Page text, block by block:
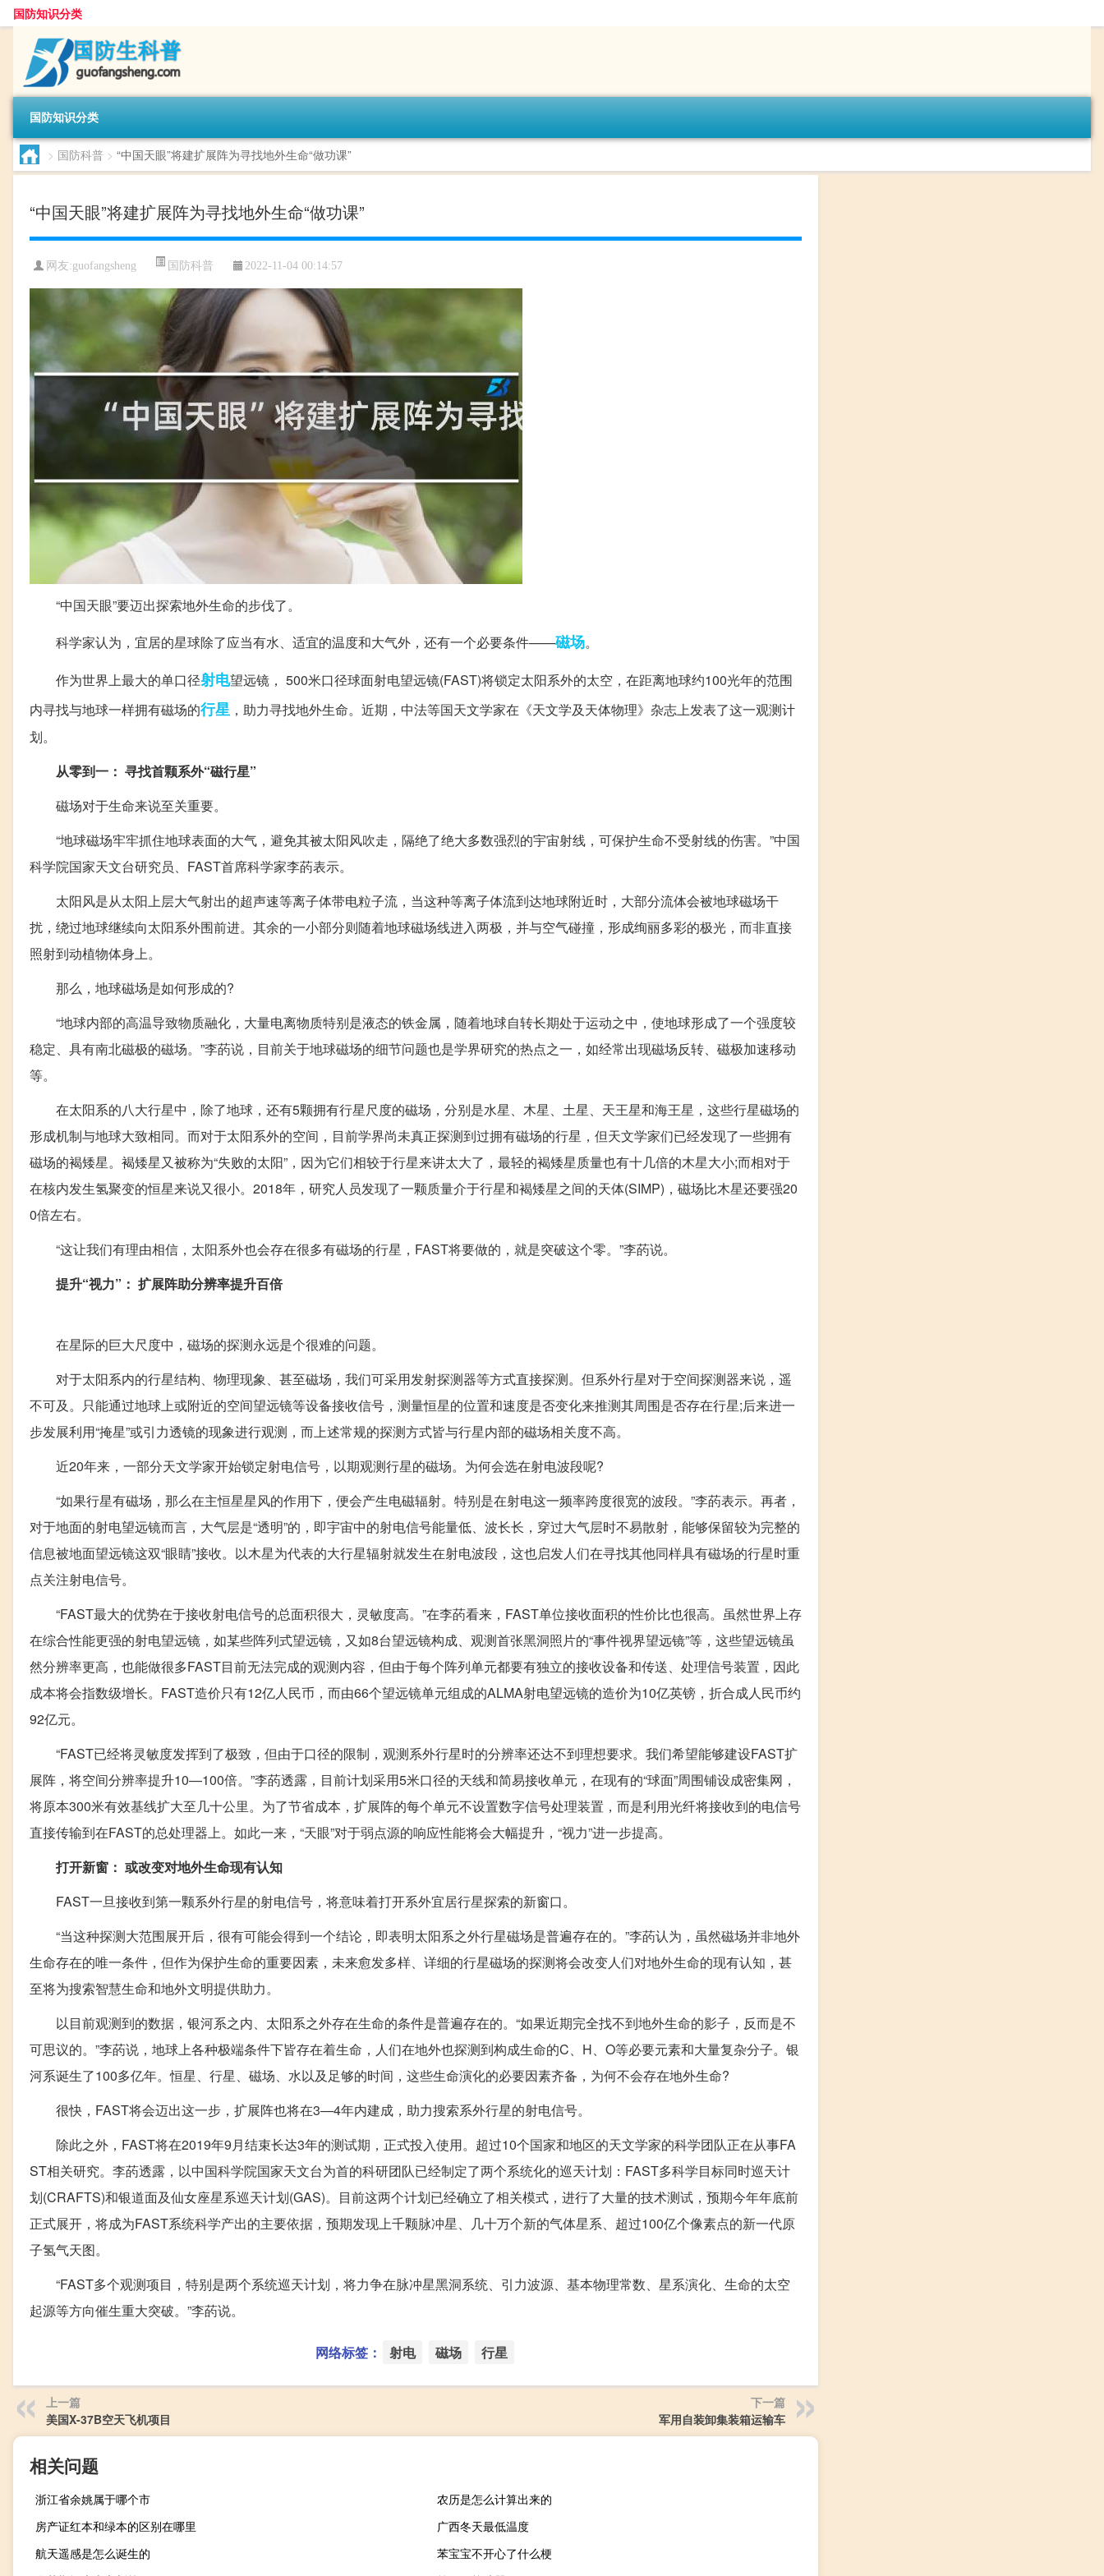
国防知识分类
国防知识分类
> 国防科普 > “中国天眼”将建扩展阵为寻找地外生命“做功课”
“中国天眼”将建扩展阵为寻找地外生命“做功课”
网友:guofangsheng 国防科普 2022-11-04 00:14:57
“中国天眼”要迈出探索地外生命的步伐了。
科学家认为，宜居的星球除了应当有水、适宜的温度和大气外，还有一个必要条件——磁场。
作为世界上最大的单口径射电望远镜， 500米口径球面射电望远镜(FAST)将锁定太阳系外的太空，在距离地球约100光年的范围
内寻找与地球一样拥有磁场的行星 ，助力寻找地外生命。近期，中法等国天文学家在《天文学及天体物理》杂志上发表了这一观测计
划。
从零到一： 寻找首颗系外“磁行星”
磁场对于生命来说至关重要。
“地球磁场牢牢抓住地球表面的大气，避免其被太阳风吹走，隔绝了绝大多数强烈的宇宙射线，可保护生命不受射线的伤害。”中国
科学院国家天文台研究员、FAST首席科学家李菂表示。
太阳风是从太阳上层大气射出的超声速等离子体带电粒子流，当这种等离子体流到达地球附近时，大部分流体会被地球磁场干
扰，绕过地球继续向太阳系外围前进。其余的一小部分则随着地球磁场线进入两极，并与空气碰撞，形成绚丽多彩的极光，而非直接
照射到动植物体身上。
那么，地球磁场是如何形成的?
“地球内部的高温导致物质融化，大量电离物质特别是液态的铁金属，随着地球自转长期处于运动之中，使地球形成了一个强度较
稳定、具有南北磁极的磁场。”李菂说，目前关于地球磁场的细节问题也是学界研究的热点之一，如经常出现磁场反转、磁极加速移动
等。
在太阳系的八大行星中，除了地球，还有5颗拥有行星尺度的磁场，分别是水星、木星、土星、天王星和海王星，这些行星磁场的
形成机制与地球大致相同。而对于太阳系外的空间，目前学界尚未真正探测到过拥有磁场的行星，但天文学家们已经发现了一些拥有
磁场的褐矮星。褐矮星又被称为“失败的太阳”，因为它们相较于行星来讲太大了，最轻的褐矮星质量也有十几倍的木星大小;而相对于
在核内发生氢聚变的恒星来说又很小。2018年，研究人员发现了一颗质量介于行星和褐矮星之间的天体(SIMP)，磁场比木星还要强20
0倍左右。
“这让我们有理由相信，太阳系外也会存在很多有磁场的行星，FAST将要做的，就是突破这个零。”李菂说。
提升“视力”： 扩展阵助分辨率提升百倍
在星际的巨大尺度中，磁场的探测永远是个很难的问题。
对于太阳系内的行星结构、物理现象、甚至磁场，我们可采用发射探测器等方式直接探测。但系外行星对于空间探测器来说，遥
不可及。只能通过地球上或附近的空间望远镜等设备接收信号，测量恒星的位置和速度是否变化来推测其周围是否存在行星;后来进一
步发展利用“掩星”或引力透镜的现象进行观测，而上述常规的探测方式皆与行星内部的磁场相关度不高。
近20年来，一部分天文学家开始锁定射电信号，以期观测行星的磁场。为何会选在射电波段呢?
“如果行星有磁场，那么在主恒星星风的作用下，便会产生电磁辐射。特别是在射电这一频率跨度很宽的波段。”李菂表示。再者，
对于地面的射电望远镜而言，大气层是“透明”的，即宇宙中的射电信号能量低、波长长，穿过大气层时不易散射，能够保留较为完整的
信息被地面望远镜这双“眼睛”接收。以木星为代表的大行星辐射就发生在射电波段，这也启发人们在寻找其他同样具有磁场的行星时重
点关注射电信号。
“FAST最大的优势在于接收射电信号的总面积很大，灵敏度高。”在李菂看来，FAST单位接收面积的性价比也很高。虽然世界上存
在综合性能更强的射电望远镜，如某些阵列式望远镜，又如8台望远镜构成、观测首张黑洞照片的“事件视界望远镜”等，这些望远镜虽
然分辨率更高，也能做很多FAST目前无法完成的观测内容，但由于每个阵列单元都要有独立的接收设备和传送、处理信号装置，因此
成本将会指数级增长。FAST造价只有12亿人民币，而由66个望远镜单元组成的ALMA射电望远镜的造价为10亿英镑，折合成人民币约
92亿元。
“FAST已经将灵敏度发挥到了极致，但由于口径的限制，观测系外行星时的分辨率还达不到理想要求。我们希望能够建设FAST扩
展阵，将空间分辨率提升10—100倍。”李菂透露，目前计划采用5米口径的天线和简易接收单元，在现有的“球面”周围铺设成密集网，
将原本300米有效基线扩大至几十公里。为了节省成本，扩展阵的每个单元不设置数字信号处理装置，而是利用光纤将接收到的电信号
直接传输到在FAST的总处理器上。如此一来，“天眼”对于弱点源的响应性能将会大幅提升，“视力”进一步提高。
打开新窗： 或改变对地外生命现有认知
FAST一旦接收到第一颗系外行星的射电信号，将意味着打开系外宜居行星探索的新窗口。
“当这种探测大范围展开后，很有可能会得到一个结论，即表明太阳系之外行星磁场是普遍存在的。”李菂认为，虽然磁场并非地外
生命存在的唯一条件，但作为保护生命的重要因素，未来愈发多样、详细的行星磁场的探测将会改变人们对地外生命的现有认知，甚
至将为搜索智慧生命和地外文明提供助力。
以目前观测到的数据，银河系之内、太阳系之外存在生命的条件是普遍存在的。“如果近期完全找不到地外生命的影子，反而是不
可思议的。”李菂说，地球上各种极端条件下皆存在着生命，人们在地外也探测到构成生命的C、H、O等必要元素和大量复杂分子。银
河系诞生了100多亿年。恒星、行星、磁场、水以及足够的时间，这些生命演化的必要因素齐备，为何不会存在地外生命?
很快，FAST将会迈出这一步，扩展阵也将在3—4年内建成，助力搜索系外行星的射电信号。
除此之外，FAST将在2019年9月结束长达3年的测试期，正式投入使用。超过10个国家和地区的天文学家的科学团队正在从事FA
ST相关研究。李菂透露，以中国科学院国家天文台为首的科研团队已经制定了两个系统化的巡天计划：FAST多科学目标同时巡天计
划(CRAFTS)和银道面及仙女座星系巡天计划(GAS)。目前这两个计划已经确立了相关模式，进行了大量的技术测试，预期今年年底前
正式展开，将成为FAST系统科学产出的主要依据，预期发现上千颗脉冲星、几十万个新的气体星系、超过100亿个像素点的新一代原
子氢气天图。
“FAST多个观测项目，特别是两个系统巡天计划，将力争在脉冲星黑洞系统、引力波源、基本物理常数、星系演化、生命的太空
起源等方向催生重大突破。”李菂说。
网络标签： 射电 磁场 行星
上一篇
美国X-37B空天飞机项目
下一篇
军用自装卸集装箱运输车
相关问题
浙江省余姚属于哪个市
农历是怎么计算出来的
房产证红本和绿本的区别在哪里
广西冬天最低温度
航天遥感是怎么诞生的
苯宝宝不开心了什么梗